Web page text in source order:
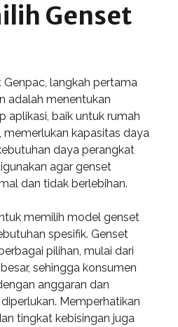
Genset
langkah pertama
adalah menentukan
aplikasi, baik untuk rumah
kapasitas daya
daya perangkat
agar genset
dan tidak berlebihan.
memilih model genset
spesifik. Genset
pilihan, mulai dari
sehingga konsumen
anggaran dan
Memperhatikan
tingkat kebisingan juga